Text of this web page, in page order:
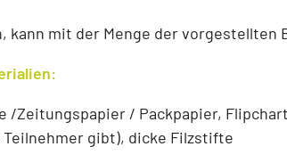
kann mit der Menge der
/Zeitungspapier / Packpapier,
Teilnehmer gibt), dicke Filzstifte